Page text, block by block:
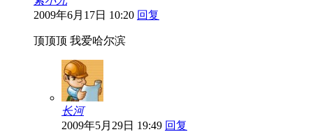
2009年6月17日 10:20 回复
顶顶顶 我爱哈尔滨
长河
2009年5月29日 19:49 回复